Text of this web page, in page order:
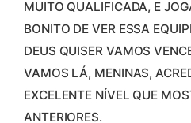
MUITO QUALIFICADA, E
BONITO DE VER ESSA
DEUS QUISER VAMOS
VAMOS LÁ, MENINAS,
EXCELENTE NÍVEL QUE
ANTERIORES.